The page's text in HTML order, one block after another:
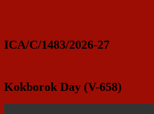
ICA/C/1483/2026-27
Kokborok Day (V-658)